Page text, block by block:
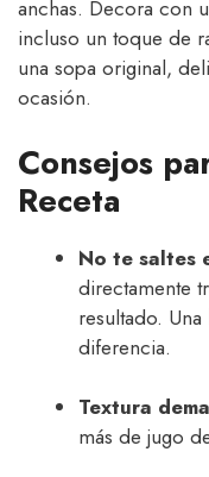
anchas. Decora con
incluso un toque de
una sopa original,
ocasión.
Consejos
Receta
No te saltes
directamente
resultado.
diferencia.
Textura
más de jugo